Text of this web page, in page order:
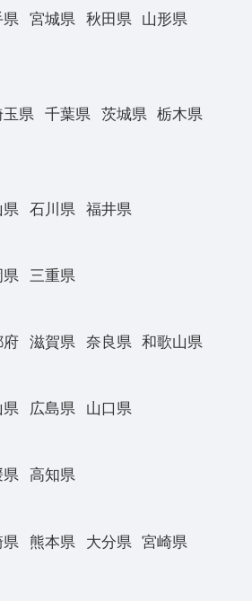
県 宮城県 秋田県
山形県
玉県 千葉県 茨城県
栃木県
県 石川県 福井県
県 三重県
府 滋賀県 奈良県 和歌山県
県 広島県 山口県
県 高知県
県 熊本県 大分県
宮崎県